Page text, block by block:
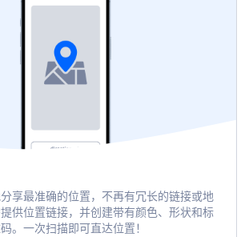
享最准确的位置，不再有冗长的链接或地
供位置链接，并创建带有颜色、形状和标
。一次扫描即可直达位置！